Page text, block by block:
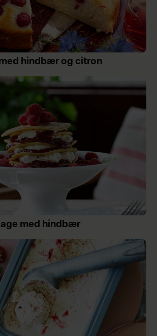
hindbær og citron
med hindbær